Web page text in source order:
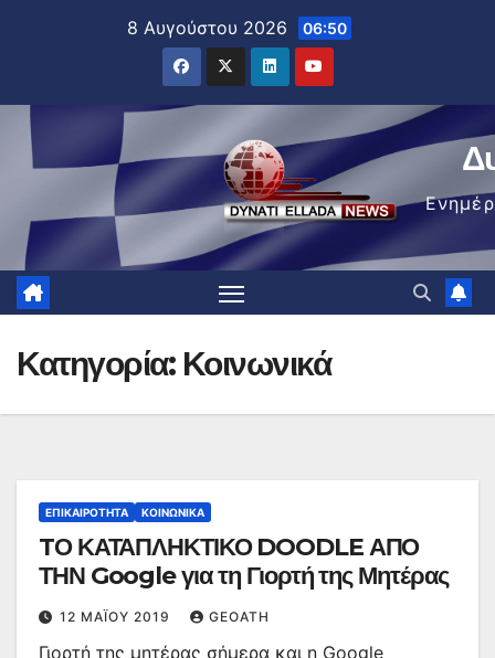
8 Αυγούστου 2026 06:50
Κατηγορία: Κοινωνικά
ΕΠΙΚΑΙΡΌΤΗΤΑ ΚΟΙΝΩΝΙΚΆ
TΟ ΚΑΤΑΠΛΗΚΤΙΚΟ DOODLE ΑΠΟ
ΤΗΝ Google για τη Γιορτή της Μητέρας
12 ΜΑΪ́ΟΥ 2019 GEOATH
Γιορτή της μητέρας σήμερα και η Google